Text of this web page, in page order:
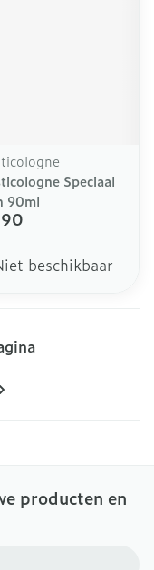
Speciaal
90ml
beschikbaar
pagina
producten en